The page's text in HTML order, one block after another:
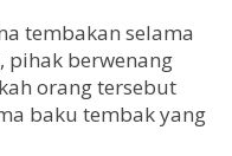
tembakan selama
pihak berwenang
orang tersebut
baku tembak yang